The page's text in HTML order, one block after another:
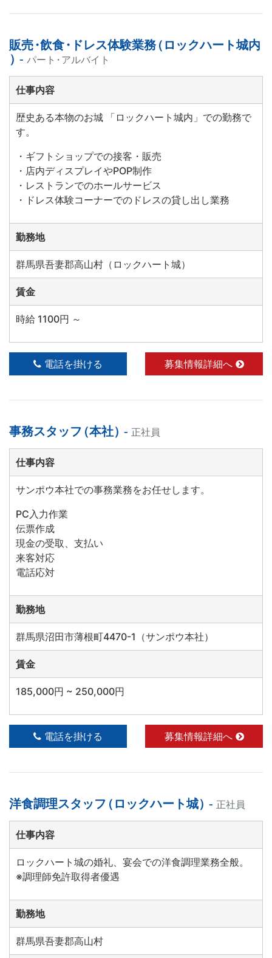
販売・飲食・ ドレス体験業務（ ロックハート城内
）- パート ・アルバイト
仕事内容
歴史ある本物のお城 「ロックハート城内」での勤務で
す。
・ギフトショップでの接客・販売
・店内ディスプレイやPOP制作
・レストランでのホールサービス
・ドレス体験コーナーでのドレスの貸し出し業務
勤務地
群馬県吾妻郡高山村（ロックハート城）
賃金
時給 1100円 ～
電話を掛ける 募集情報詳細へ
事務スタッフ（本社）- 正社員
仕事内容
サンポウ本社での事務業務をお任せします。
PC入力作業
伝票作成
現金の受取、支払い
来客対応
電話応対
勤務地
群馬県沼田市薄根町4470-1（サンポウ本社）
賃金
185,000円 ~ 250,000円
電話を掛ける 募集情報詳細へ
洋食調理スタッフ（ ロックハート城）- 正社員
仕事内容
ロックハート城の婚礼、宴会での洋食調理業務全般。
※調理師免許取得者優遇
勤務地
群馬県吾妻郡高山村